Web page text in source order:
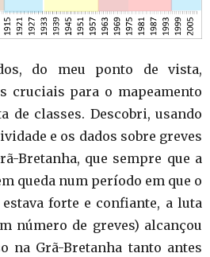
do meu ponto de vista,
cruciais para o mapeamento
de classes. Descobri, usando
e os dados sobre greves
Bretanha, que sempre que a
queda num período em que o
forte e confiante, a luta
número de greves) alcançou
na Grã-Bretanha tanto antes